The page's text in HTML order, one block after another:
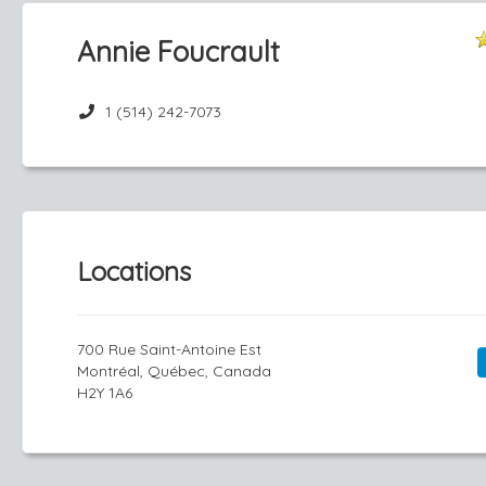
Annie Foucrault
1 (514) 242-7073
Locations
700 Rue Saint-Antoine Est
Montréal, Québec, Canada
H2Y 1A6